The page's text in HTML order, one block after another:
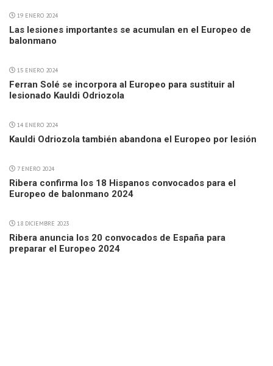
19 ENERO 2024
Las lesiones importantes se acumulan en el Europeo de
balonmano
15 ENERO 2024
Ferran Solé se incorpora al Europeo para sustituir al
lesionado Kauldi Odriozola
14 ENERO 2024
Kauldi Odriozola también abandona el Europeo por lesión
7 ENERO 2024
Ribera confirma los 18 Hispanos convocados para el
Europeo de balonmano 2024
18 DICIEMBRE 2023
Ribera anuncia los 20 convocados de España para
preparar el Europeo 2024